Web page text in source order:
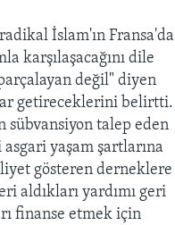
İslam'ın Fransa'da
karşılaşacağını dile
değil" diyen
getireceklerini belirtti.
sübvansiyon talep eden
yaşam şartlarına
gösteren derneklere
aldıkları yardımı geri
finanse etmek için